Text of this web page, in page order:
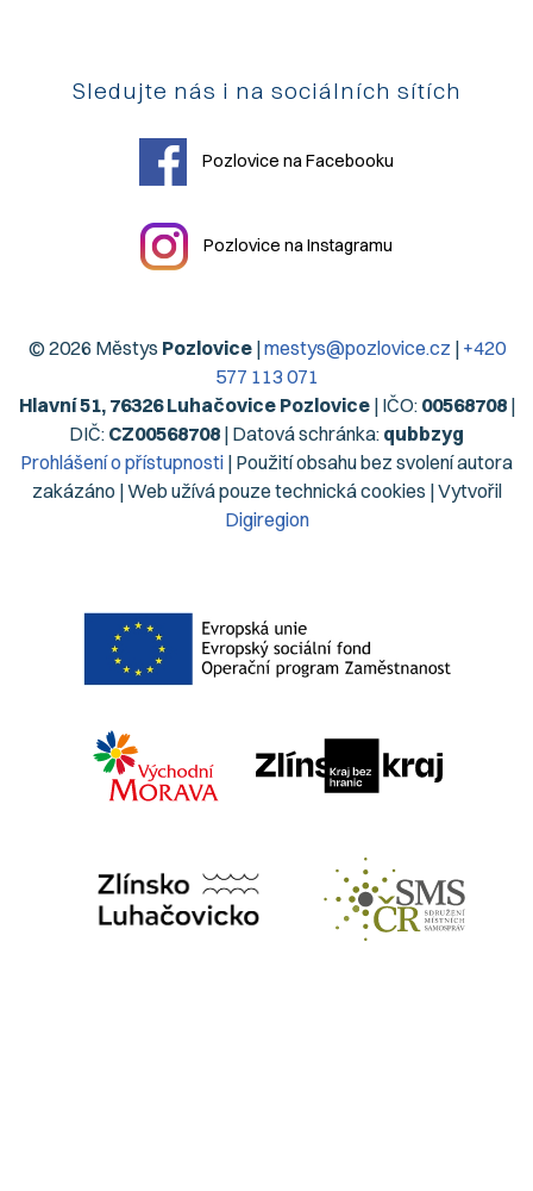
Sledujte nás i na sociálních sítích
Pozlovice na Facebooku
Pozlovice na Instagramu
© 2026 Městys Pozlovice|mestys@pozlovice.cz | +420
577 113 071
Hlavní 51, 76326 Luhačovice Pozlovice| IČO: 00568708|
DIČ: CZ00568708 | Datová schránka: qubbzyg
Prohlášení o přístupnosti | Použití obsahu bez svolení autora
zakázáno | Web užívá pouze technická cookies | Vytvořil
Digiregion